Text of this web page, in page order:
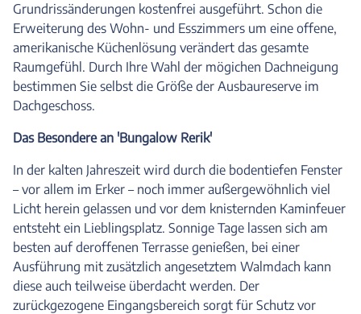
Grundrissänderungen kostenfrei ausgeführt. Schon die
Erweiterung des Wohn- und Esszimmers um eine offene,
amerikanische Küchenlösung verändert das gesamte
Raumgefühl. Durch Ihre Wahl der mögichen Dachneigung
bestimmen Sie selbst die Größe der Ausbaureserve im
Dachgeschoss.
Das Besondere an 'Bungalow Rerik'
In der kalten Jahreszeit wird durch die bodentiefen Fenster
– vor allem im Erker – noch immer außergewöhnlich viel
Licht herein gelassen und vor dem knisternden Kaminfeuer
entsteht ein Lieblingsplatz. Sonnige Tage lassen sich am
besten auf deroffenen Terrasse genießen, bei einer
Ausführung mit zusätzlich angesetztem Walmdach kann
diese auch teilweise überdacht werden. Der
zurückgezogene Eingangsbereich sorgt für Schutz vor